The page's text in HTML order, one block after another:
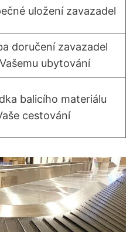
uložení zavazadel
doručení zavazadel
ubytování
balicího materiálu
cestování